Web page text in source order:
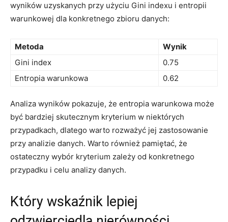
wyników uzyskanych przy użyciu Gini indexu i entropii
warunkowej dla konkretnego zbioru danych:
Metoda
Wynik
Gini index
0.75
Entropia warunkowa
0.62
Analiza wyników pokazuje, że entropia warunkowa⁤ może
być bardziej skutecznym kryterium w niektórych
przypadkach, dlatego warto rozważyć jej zastosowanie
przy analizie danych. Warto również pamiętać, że
ostateczny wybór kryterium⁤ zależy od konkretnego
przypadku i celu analizy danych.
Który wskaźnik lepiej